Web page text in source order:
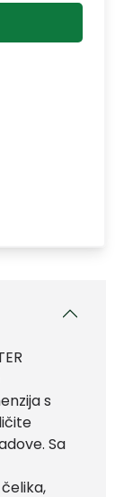
s
Sa